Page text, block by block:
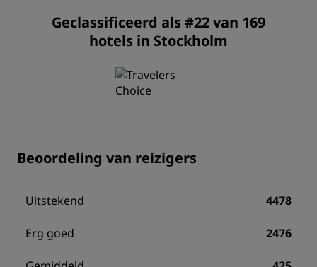
Geclassificeerd als #22 van 169
hotels in Stockholm
Beoordeling van reizigers
Uitstekend 4478
Erg goed 2476